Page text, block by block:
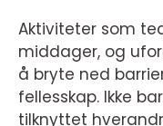
Aktiviteter som
middager, og
å bryte ned
fellesskap. Ikke
tilknyttet